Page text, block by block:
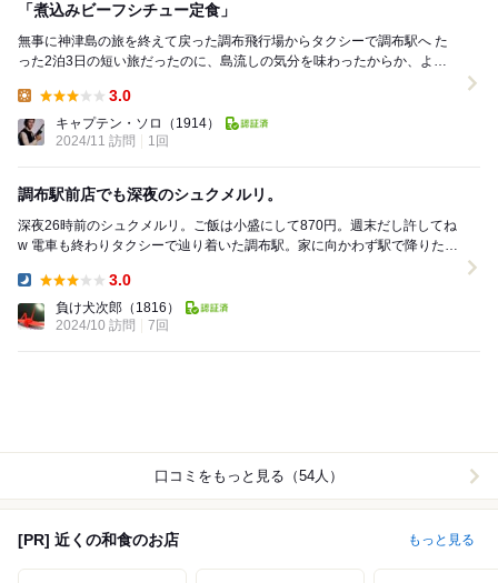
「煮込みビーフシチュー定食」
無事に神津島の旅を終えて戻った調布飛行場からタクシーで調布駅へ た
った2泊3日の短い旅だったのに、島流しの気分を味わったからか、よう
3.0
キャプテン・ソロ
（1914）
2024/11 訪問
1回
調布駅前店でも深夜のシュクメルリ。
深夜26時前のシュクメルリ。ご飯は小盛にして870円。週末だし許してね
w 電車も終わりタクシーで辿り着いた調布駅。家に向かわず駅で降りたの
3.0
負け犬次郎 （1816）
2024/10 訪問
7回
口コミをもっと見る（54人）
[PR] 近くの和食のお店 もっと見る